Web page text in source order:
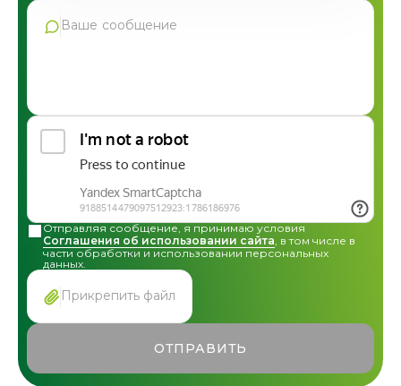
Продукция Фармгрупп
Отправляя сообщение, я принимаю условия
Соглашения об использовании сайта, в том числе в
части обработки и использовании персональных
данных.
Прикрепить файл
ОТПРАВИТЬ